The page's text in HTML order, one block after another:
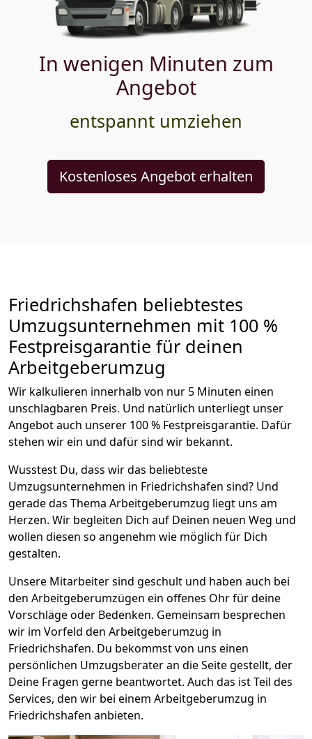
In wenigen Minuten zum
Angebot
entspannt umziehen
Kostenloses Angebot erhalten
Friedrichshafen beliebtestes
Umzugsunternehmen mit 100 %
Festpreisgarantie für deinen
Arbeitgeberumzug
Wir kalkulieren innerhalb von nur 5 Minuten einen
unschlagbaren Preis. Und natürlich unterliegt unser
Angebot auch unserer 100 % Festpreisgarantie. Dafür
stehen wir ein und dafür sind wir bekannt.
Wusstest Du, dass wir das beliebteste
Umzugsunternehmen in Friedrichshafen sind? Und
gerade das Thema Arbeitgeberumzug liegt uns am
Herzen. Wir begleiten Dich auf Deinen neuen Weg und
wollen diesen so angenehm wie möglich für Dich
gestalten.
Unsere Mitarbeiter sind geschult und haben auch bei
den Arbeitgeberumzügen ein offenes Ohr für deine
Vorschläge oder Bedenken. Gemeinsam besprechen
wir im Vorfeld den Arbeitgeberumzug in
Friedrichshafen. Du bekommst von uns einen
persönlichen Umzugsberater an die Seite gestellt, der
Deine Fragen gerne beantwortet. Auch das ist Teil des
Services, den wir bei einem Arbeitgeberumzug in
Friedrichshafen anbieten.